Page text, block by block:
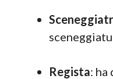
Regista: ha